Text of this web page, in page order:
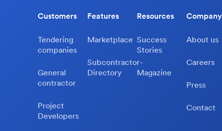
Customers
Tendering
companies
General
contractor
Project
Developers
Features
Marketplace
Subcontractor-
Directory
Resources
Success
Stories
Magazine
Company
About us
Careers
Press
Contact